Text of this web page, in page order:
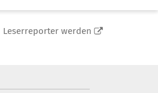
Leserreporter werden